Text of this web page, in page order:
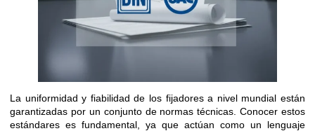
La uniformidad y fiabilidad de los fijadores a nivel mundial están
garantizadas por un conjunto de normas técnicas. Conocer estos
estándares es fundamental, ya que actúan como un lenguaje